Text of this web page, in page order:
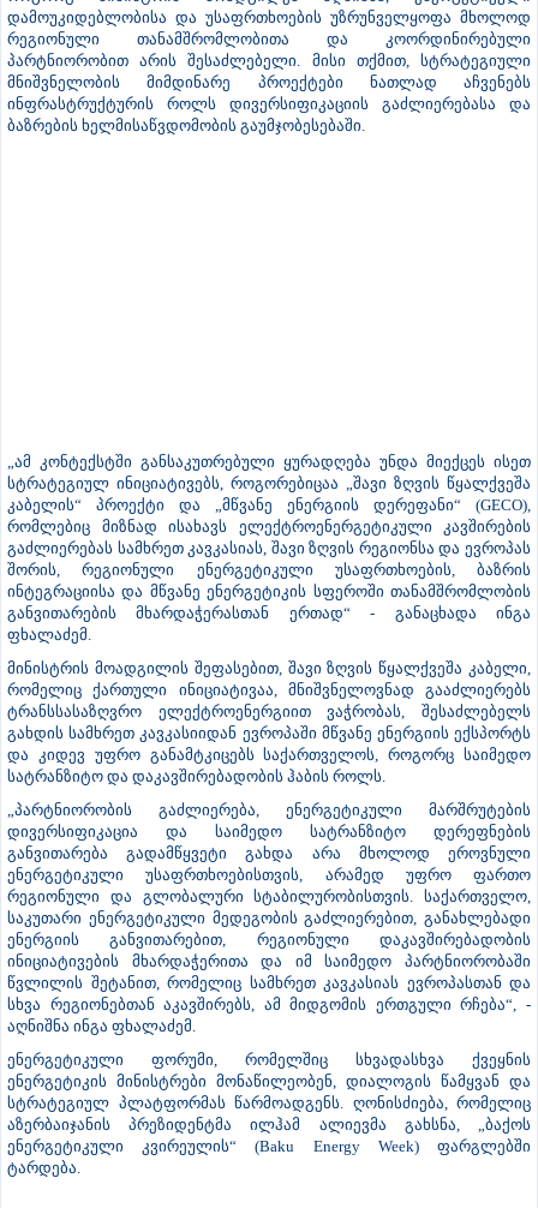
დამოუკიდებლობისა და უსაფრთხოების უზრუნველყოფა მხოლოდ
რეგიონული თანამშრომლობითა და კოორდინირებული
პარტნიორობით არის შესაძლებელი. მისი თქმით, სტრატეგიული
მნიშვნელობის მიმდინარე პროექტები ნათლად აჩვენებს
ინფრასტრუქტურის როლს დივერსიფიკაციის გაძლიერებასა და
ბაზრების ხელმისაწვდომობის გაუმჯობესებაში.
„ამ კონტექსტში განსაკუთრებული ყურადღება უნდა მიექცეს ისეთ
სტრატეგიულ ინიციატივებს, როგორებიცაა „შავი ზღვის წყალქვეშა
კაბელის“ პროექტი და „მწვანე ენერგიის დერეფანი“ (GECO),
რომლებიც მიზნად ისახავს ელექტროენერგეტიკული კავშირების
გაძლიერებას სამხრეთ კავკასიას, შავი ზღვის რეგიონსა და ევროპას
შორის, რეგიონული ენერგეტიკული უსაფრთხოების, ბაზრის
ინტეგრაციისა და მწვანე ენერგეტიკის სფეროში თანამშრომლობის
განვითარების მხარდაჭერასთან ერთად“ - განაცხადა ინგა
ფხალაძემ.
მინისტრის მოადგილის შეფასებით, შავი ზღვის წყალქვეშა კაბელი,
რომელიც ქართული ინიციატივაა, მნიშვნელოვნად გააძლიერებს
ტრანსსასაზღვრო ელექტროენერგიით ვაჭრობას, შესაძლებელს
გახდის სამხრეთ კავკასიიდან ევროპაში მწვანე ენერგიის ექსპორტს
და კიდევ უფრო განამტკიცებს საქართველოს, როგორც საიმედო
სატრანზიტო და დაკავშირებადობის ჰაბის როლს.
„პარტნიორობის გაძლიერება, ენერგეტიკული მარშრუტების
დივერსიფიკაცია და საიმედო სატრანზიტო დერეფნების
განვითარება გადამწყვეტი გახდა არა მხოლოდ ეროვნული
ენერგეტიკული უსაფრთხოებისთვის, არამედ უფრო ფართო
რეგიონული და გლობალური სტაბილურობისთვის. საქართველო,
საკუთარი ენერგეტიკული მედეგობის გაძლიერებით, განახლებადი
ენერგიის განვითარებით, რეგიონული დაკავშირებადობის
ინიციატივების მხარდაჭერითა და იმ საიმედო პარტნიორობაში
წვლილის შეტანით, რომელიც სამხრეთ კავკასიას ევროპასთან და
სხვა რეგიონებთან აკავშირებს, ამ მიდგომის ერთგული რჩება“, -
აღნიშნა ინგა ფხალაძემ.
ენერგეტიკული ფორუმი, რომელშიც სხვადასხვა ქვეყნის
ენერგეტიკის მინისტრები მონაწილეობენ, დიალოგის წამყვან და
სტრატეგიულ პლატფორმას წარმოადგენს. ღონისძიება, რომელიც
აზერბაიჯანის პრეზიდენტმა ილჰამ ალიევმა გახსნა, „ბაქოს
ენერგეტიკული კვირეულის“ (Baku Energy Week) ფარგლებში
ტარდება.